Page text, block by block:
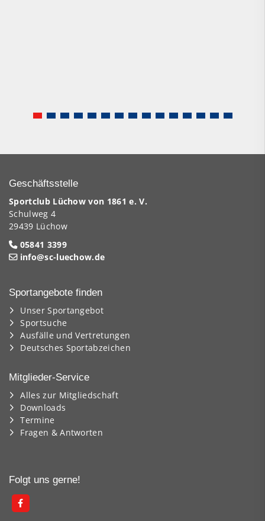
Geschäftsstelle
Sportclub Lüchow von 1861 e. V.
Schulweg 4
29439 Lüchow
05841 3399
info@sc-luechow.de
Sportangebote finden
Unser Sportangebot
Sportsuche
Ausfälle und Vertretungen
Deutsches Sportabzeichen
Mitglieder-Service
Alles zur Mitgliedschaft
Downloads
Termine
Fragen & Antworten
Folgt uns gerne!